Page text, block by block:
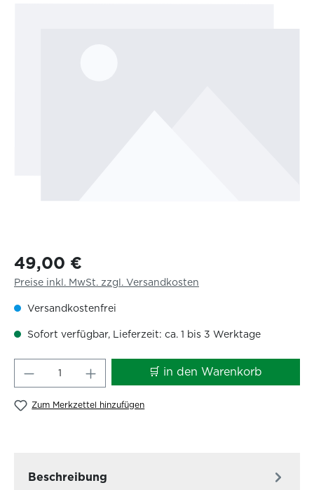
49,00 €
Preise inkl. MwSt. zzgl. Versandkosten
Versandkostenfrei
Sofort verfügbar, Lieferzeit: ca. 1 bis 3 Werktage
Produkt Anzahl: Gib den🛒 in den Warenkorb
Zum Merkzettel hinzufügen
Beschreibung